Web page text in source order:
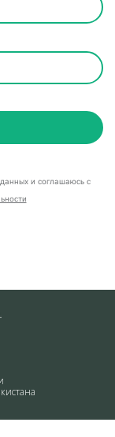
и соглашаюсь с